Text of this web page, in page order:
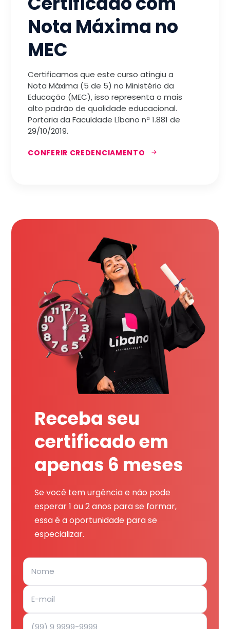
Nota Máxima no
MEC
Certificamos que este curso atingiu a
Nota Máxima (5 de 5) no Ministério da
Educação (MEC), isso representa o mais
alto padrão de qualidade educacional.
Portaria da Faculdade Líbano nª 1.881 de
29/10/2019.
CONFERIR CREDENCIAMENTO
Receba seu
certificado em
apenas 6 meses
Se você tem urgência e não pode
esperar 1 ou 2 anos para se formar,
essa é a oportunidade para se
especializar.